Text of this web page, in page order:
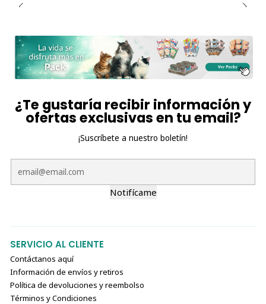
¿Te gustaría recibir información y
ofertas exclusivas en tu email?
¡Suscríbete a nuestro boletín!
Notifícame
SERVICIO AL CLIENTE
Contáctanos aquí
Información de envíos y retiros
Política de devoluciones y reembolso
Términos y Condiciones